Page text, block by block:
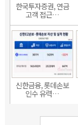
한국투자증권, 연금
고객 접근…
신한금융, 롯데손보
인수 유력…